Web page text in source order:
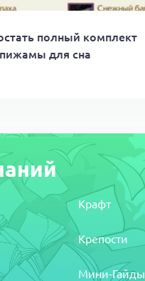
полный комплект
для сна
Крафт
Крепости
Мини-Гайды